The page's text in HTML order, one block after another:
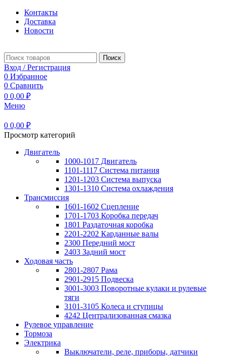
Контакты
Доставка
Новости
Поиск
Вход / Регистрация
0 Избранное
0 Сравнить
0 0,00 ₽
Меню
0 0,00 ₽
Просмотр категорий
Двигатель
1000-1017 Двигатель
1101-1117 Система питания
1201-1203 Система выпуска
1301-1310 Система охлаждения
Трансмиссия
1601-1602 Сцепление
1701-1703 Коробка передач
1801 Раздаточная коробка
2201-2202 Карданные валы
2300 Передний мост
2403 Задний мост
Ходовая часть
2801-2807 Рама
2901-2915 Подвеска
3001-3003 Поворотные кулаки и рулевые
тяги
3101-3105 Колеса и ступицы
4242 Централизованная смазка
Рулевое управление
Тормоза
Электрика
Выключатели, реле, приборы, датчики